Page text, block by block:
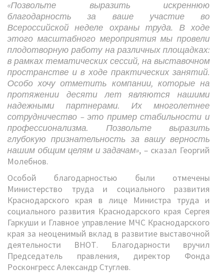
«Позвольте выразить искреннюю
благодарность за ваше участие во
Всероссийской неделе охраны труда. В ходе
этого масштабного мероприятия мы провели
плодотворную работу на различных площадках:
в рамках тематических сессий, на выставочном
пространстве и в ходе практических занятий.
Особо хочу отметить компании, которые на
протяжении десяти лет являются нашими
надежными партнерами. Их многолетнее
сотрудничество – это пример стабильности и
профессионализма. Позвольте выразить
глубокую признательность за вашу верность
нашим общим целям и задачам», – сказал Георгий
Молебнов.
Особой благодарностью были отмечены
Министерство труда и социального развития
Краснодарского края в лице Министра труда и
социального развития Краснодарского края Сергея
Гаркуши и Главное управление МЧС Краснодарского
края за неоценимый вклад в развитие выставочной
деятельности ВНОТ. Благодарности вручил
Председатель правления, директор Фонда
Росконгресс Александр Стуглев.